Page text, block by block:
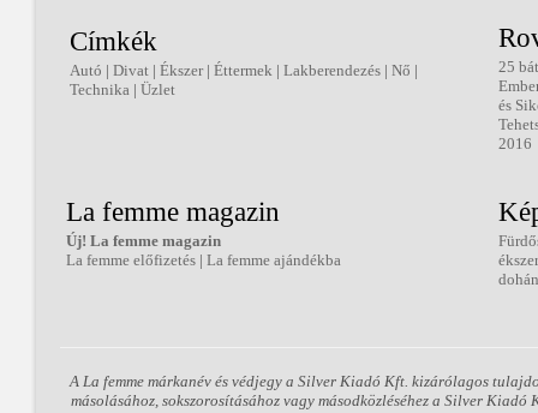
Címkék
Autó | Divat | Ékszer| Éttermek | Lakberendezés | Nő |
Technika | Üzlet
25
és
2016
La femme magazin
Új! La femme magazin
La femme előfizetés | La femme ajándékba
A La femme márkanév és védjegy a Silver Kiadó Kft. kizárólagos
másolásához, sokszorosításához vagy másodközléséhez a Silver